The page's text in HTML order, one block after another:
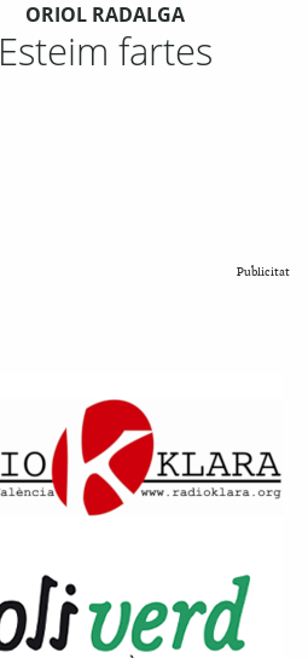
ORIOL RADALGA
Esteim fartes
Publicitat